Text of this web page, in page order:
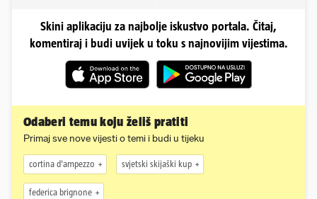
Skini aplikaciju za najbolje iskustvo portala. Čitaj,
komentiraj i budi uvijek u toku s najnovijim vijestima.
Odaberi temu koju želiš pratiti
Primaj sve nove vijesti o temi i budi u tijeku
cortina d'ampezzo svjetski skijaški kup
federica brignone